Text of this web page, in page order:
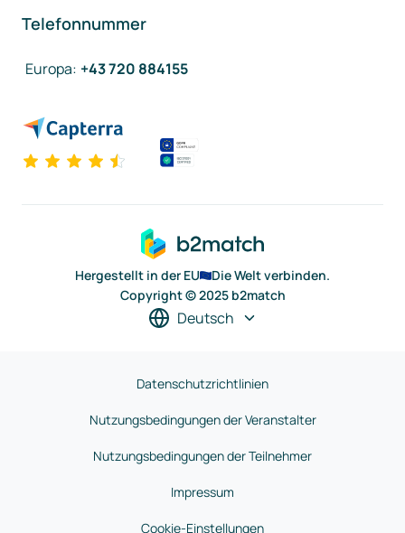
Telefonnummer
Europa: +43 720 884155
Hergestellt in der EU
Die Welt verbinden.
Copyright © 2025 b2match
Deutsch
Datenschutzrichtlinien
Nutzungsbedingungen der Veranstalter
Nutzungsbedingungen der Teilnehmer
Impressum
Cookie-Einstellungen